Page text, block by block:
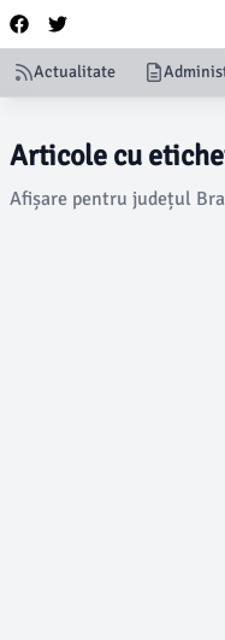
Actualitate
Articole cu
Afișare pentru județul